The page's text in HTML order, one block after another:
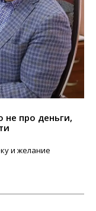
про деньги,
и желание